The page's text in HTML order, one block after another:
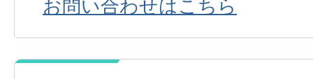
お問い合わせはこちら